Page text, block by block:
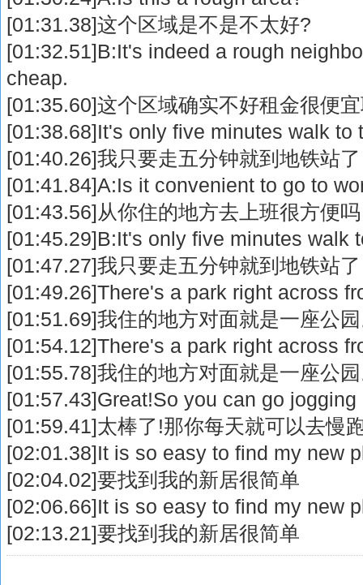
[01:31.38]这个区域是不是不太好?
[01:32.51]B:It's indeed a rough
cheap.
[01:35.60]这个区域确实不好租金很便
[01:38.68]It's only five minutes walk to
[01:40.26]我只要走五分钟就到地铁站了
[01:41.84]A:Is it convenient to go to
[01:43.56]从你住的地方去上班很方便吗
[01:45.29]B:It's only five minutes walk
[01:47.27]我只要走五分钟就到地铁站了
[01:49.26]There's a park right across
[01:51.69]我住的地方对面就是一座公
[01:54.12]There's a park right across
[01:55.78]我住的地方对面就是一座公
[01:57.43]Great!So you can go
[01:59.41]太棒了!那你每天就可以去慢
[02:01.38]It is so easy to find my new
[02:04.02]要找到我的新居很简单
[02:06.66]It is so easy to find my new
[02:13.21]要找到我的新居很简单